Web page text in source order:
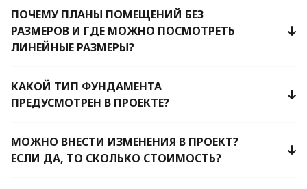
ПОЧЕМУ ПЛАНЫ ПОМЕЩЕНИЙ БЕЗ
РАЗМЕРОВ И ГДЕ МОЖНО ПОСМОТРЕТЬ
ЛИНЕЙНЫЕ РАЗМЕРЫ?
КАКОЙ ТИП ФУНДАМЕНТА
ПРЕДУСМОТРЕН В ПРОЕКТЕ?
МОЖНО ВНЕСТИ ИЗМЕНЕНИЯ В ПРОЕКТ?
ЕСЛИ ДА, ТО СКОЛЬКО СТОИМОСТЬ?